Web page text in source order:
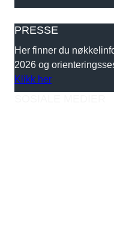
PRESSE
Her finner du
2026 og
Klikk her